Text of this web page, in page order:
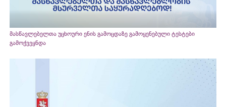
მასწავლებელთა უცხოური ენის გამოცდაზე გამოყენებული ტესტები
გამოქვეყნდა